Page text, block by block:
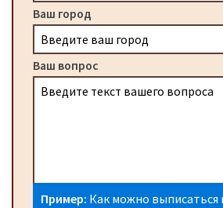
Ваш город
Ваш вопрос
Пример: Как можно выписаться